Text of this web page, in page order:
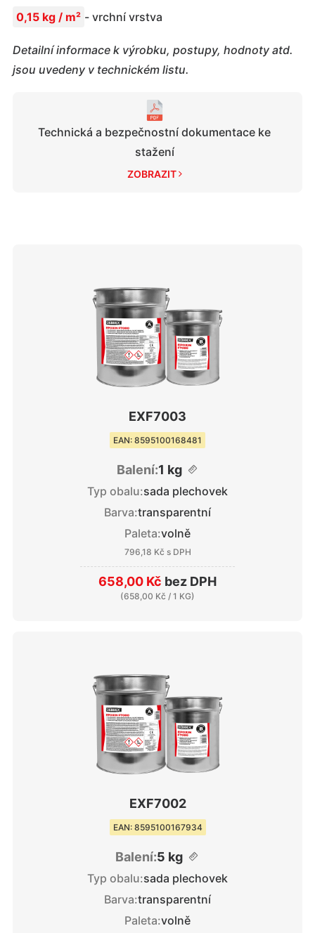
0,15 kg / m² - vrchní vrstva
Detailní informace k výrobku, postupy, hodnoty atd.
jsou uvedeny v technickém listu.
Technická a bezpečnostní dokumentace ke
stažení
ZOBRAZIT
EXF7003
EAN: 8595100168481
Balení:1 kg
Typ obalu:sada plechovek
Barva:transparentní
Paleta:volně
796,18 Kč s DPH
658,00 Kč bez DPH
(658,00 Kč / 1 KG)
EXF7002
EAN: 8595100167934
Balení:5 kg
Typ obalu:sada plechovek
Barva:transparentní
Paleta:volně